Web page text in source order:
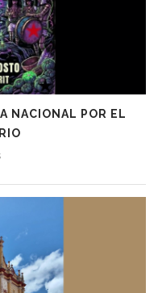
NACIONAL POR EL